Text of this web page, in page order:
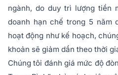
ngành, do duy trì lượng tiền
doanh hạn chế trong 5 năm
hoạt động như kế hoạch,
khoản sẽ giảm dần theo thời
Chúng tôi đánh giá mức độ